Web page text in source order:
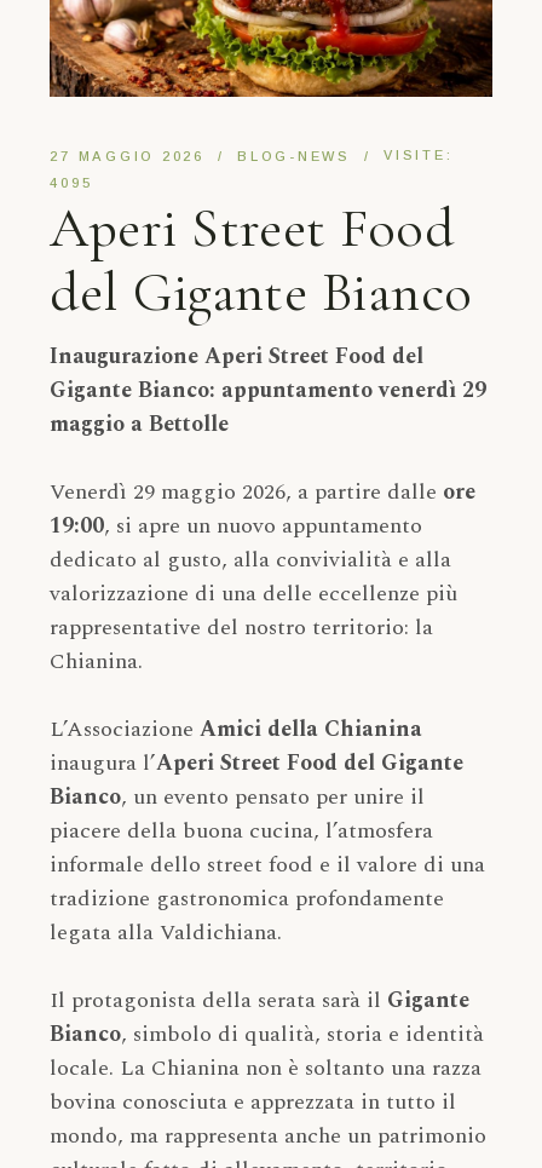
27 MAGGIO 2026 BLOG-NEWS
VISITE:
4095
Aperi Street Food
del Gigante Bianco
Inaugurazione Aperi Street Food del
Gigante Bianco: appuntamento venerdì 29
maggio a Bettolle
Venerdì 29 maggio 2026, a partire dalle ore
19:00, si apre un nuovo appuntamento
dedicato al gusto, alla convivialità e alla
valorizzazione di una delle eccellenze più
rappresentative del nostro territorio: la
Chianina.
L’AssociazioneAmici della Chianina
inaugura l’Aperi Street Food del Gigante
Bianco, un evento pensato per unire il
piacere della buona cucina, l’atmosfera
informale dello street food e il valore di una
tradizione gastronomica profondamente
legata alla Valdichiana.
Il protagonista della serata sarà il Gigante
Bianco, simbolo di qualità, storia e identità
locale. La Chianina non è soltanto una razza
bovina conosciuta e apprezzata in tutto il
mondo, ma rappresenta anche un patrimonio